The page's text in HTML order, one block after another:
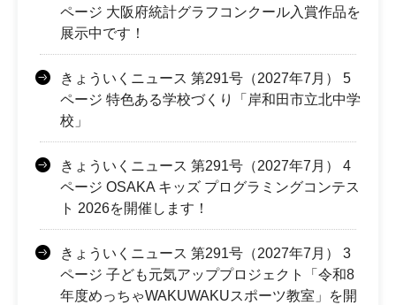
ページ 大阪府統計グラフコンクール入賞作品を
展示中です！
きょういくニュース 第291号（2027年7月） 5
ページ 特色ある学校づくり「岸和田市立北中学
校」
きょういくニュース 第291号（2027年7月） 4
ページ OSAKA キッズ プログラミングコンテス
ト 2026を開催します！
きょういくニュース 第291号（2027年7月） 3
ページ 子ども元気アッププロジェクト「令和8
年度めっちゃWAKUWAKUスポーツ教室」を開